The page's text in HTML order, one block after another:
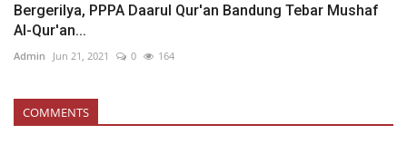
Bergerilya, PPPA Daarul Qur'an Bandung Tebar Mushaf
Al-Qur'an...
Admin Jun 21, 2021 0 164
COMMENTS